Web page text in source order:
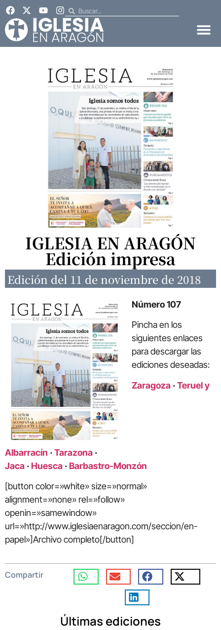
IGLESIA EN ARAGÓN
Edición impresa
Edición del 11 de noviembre de 2018
Número 107
Pincha en los
siguientes enlaces
para descargar las
ediciones deseadas:
Zaragoza ·Teruel y
Albarracín ·Tarazona ·
Jaca ·Huesca ·Barbastro-Monzón
[button color=»white» size=»normal»
alignment=»none» rel=»follow»
openin=»samewindow»
url=»http://www.iglesiaenaragon.com/seccion/en-
papel»]Archivo completo[/button]
Compartir
Últimas ediciones